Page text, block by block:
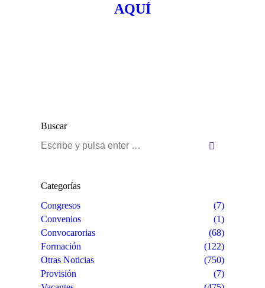
AQUÍ
Buscar
Buscar:
Categorías
Congresos
(7)
Convenios
(1)
Convocarorias
(68)
Formación
(122)
Otras Noticias
(750)
Provisión
(7)